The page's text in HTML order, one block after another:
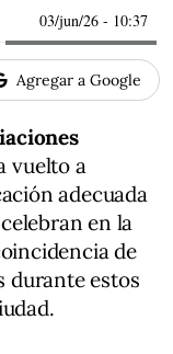
03/jun/26 - 10:37
Agregar a Google
vuelto a
adecuada
en la
de
durante estos